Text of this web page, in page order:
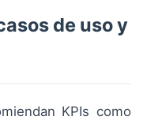
de uso y
KPIs como